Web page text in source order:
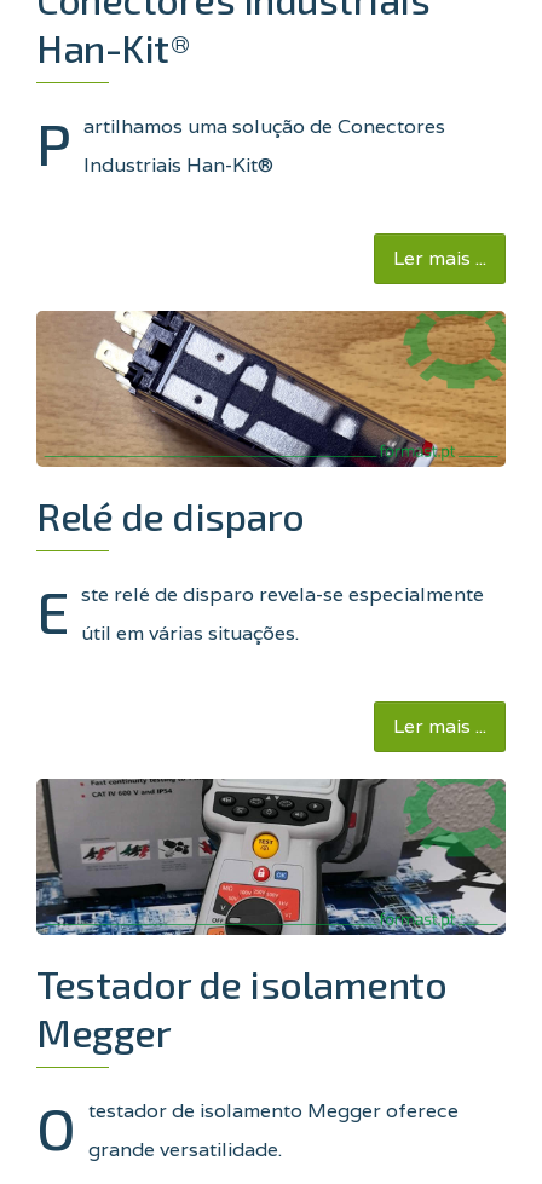
Han-Kit®
P artilhamos uma solução de Conectores
Industriais Han-Kit®
Ler mais ...
Relé de disparo
E ste relé de disparo revela-se especialmente
útil em várias situações.
Ler mais ...
Testador de isolamento
Megger
O
testador de isolamento Megger oferece
grande versatilidade.